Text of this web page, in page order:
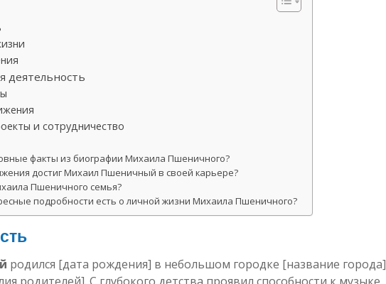
деятельность
и сотрудничество
факты из биографии Михаила Пшеничного?
достиг Михаил Пшеничный в своей карьере?
Пшеничного семья?
подробности есть о личной жизни Михаила Пшеничного?
родился [дата рождения] в небольшом городке [название города]